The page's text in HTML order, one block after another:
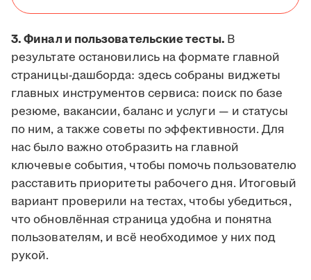
3. Финал и пользовательские тесты. В
результате остановились на формате главной
страницы-дашборда: здесь собраны виджеты
главных инструментов сервиса: поиск по базе
резюме, вакансии, баланс и услуги — и статусы
по ним, а также советы по эффективности. Для
нас было важно отобразить на главной
ключевые события, чтобы помочь пользователю
расставить приоритеты рабочего дня. Итоговый
вариант проверили на тестах, чтобы убедиться,
что обновлённая страница удобна и понятна
пользователям, и всё необходимое у них под
рукой.